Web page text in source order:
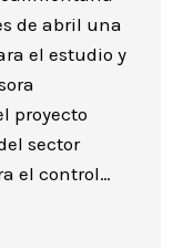
de abril una
el estudio y
proyecto
sector
el control…